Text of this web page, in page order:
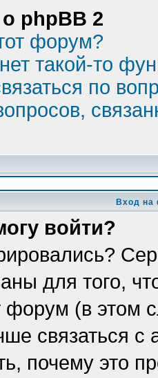
phpBB 2
форум?
такой-то
по
Вход на
войти?
для того,
форум (в этом
связаться
почему это